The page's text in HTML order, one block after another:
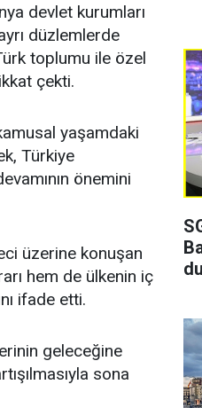
devlet kurumları
düzlemlerde
toplumu ile özel
çekti.
yaşamdaki
Türkiye
önemini
üzerine konuşan
hem de ülkenin iç
ifade etti.
geleceğine
sona